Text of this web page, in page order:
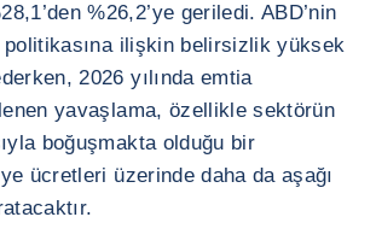
%26,2’ye geriledi. ABD’nin
ilişkin belirsizlik yüksek
2026 yılında emtia
yavaşlama, özellikle sektörün
boğuşmakta olduğu bir
ücretleri üzerinde daha da aşağı